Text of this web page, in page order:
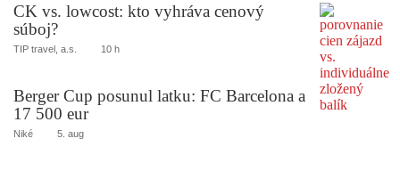
CK vs. lowcost: kto vyhráva cenový
súboj?
TIP travel, a.s. 10 h
Berger Cup posunul latku: FC Barcelona a
17 500 eur
Niké 5. aug